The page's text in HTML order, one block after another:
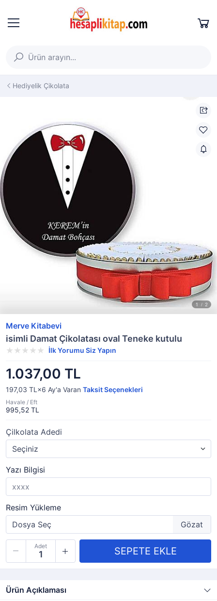
Hediyelik Çikolata
Merve Kitabevi
isimli Damat Çikolatası oval Teneke kutulu
İlk Yorumu Siz Yapın
1.037,00 TL
197,03 TL×6 Ay'a Varan Taksit Seçenekleri
Havale / Eft
995,52 TL
Çilkolata Adedi
Yazı Bilgisi
Resim Yükleme
Adet
Ürün Açıklaması